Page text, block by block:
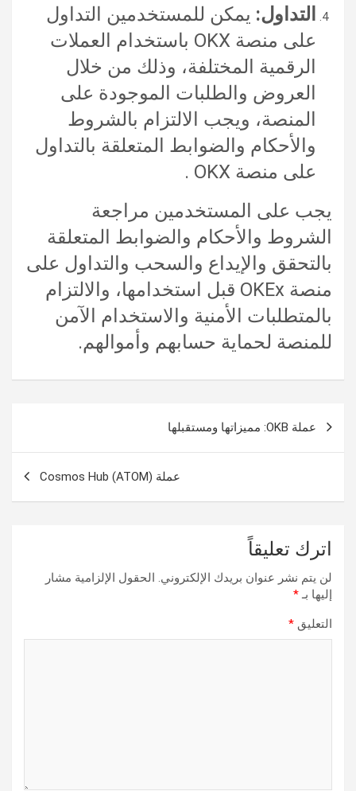
التداول: يمكن للمستخدمين التداول
على منصة OKX باستخدام العملات
الرقمية المختلفة، وذلك من خلال
العروض والطلبات الموجودة على
المنصة، ويجب الالتزام بالشروط
والأحكام والضوابط المتعلقة بالتداول
على منصة OKX .
يجب على المستخدمين مراجعة
الشروط والأحكام والضوابط المتعلقة
بالتحقق والإيداع والسحب والتداول على
منصة OKEx قبل استخدامها، والالتزام
بالمتطلبات الأمنية والاستخدام الآمن
للمنصة لحماية حسابهم وأموالهم.
عملة OKB: مميزاتها ومستقبلها
عملة Cosmos Hub (ATOM)
اترك تعليقاً
لن يتم نشر عنوان بريدك الإلكتروني. الحقول الإلزامية مشار
إليها بـ*
التعليق *